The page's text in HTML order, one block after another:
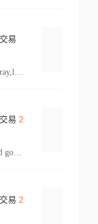
易
易 2
personal effect,used household goods
易 2